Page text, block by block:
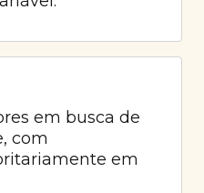
em busca de
com
em